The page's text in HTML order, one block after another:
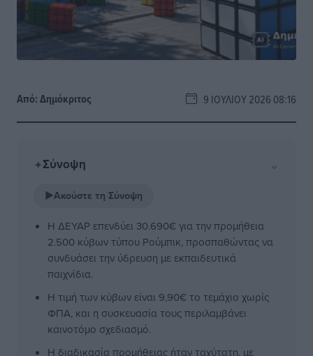
Από:Δημόκριτος 9 ΙΟΥΛΊΟΥ 2026 08:16
✦Σύνοψη ⌄
▶Ακούστε τη Σύνοψη
Η ΔΕΥΑΡ επενδύει 30.690€ για την προμήθεια
2.500 κύβων τύπου Ρούμπικ, προσπαθώντας να
συνδυάσει την ύδρευση με εκπαιδευτικά
παιχνίδια.
Η τιμή των κύβων είναι 9,90€ το τεμάχιο χωρίς
ΦΠΑ, και η συσκευασία τους περιλαμβάνει
καινοτόμο σχεδιασμό.
Η διαδικασία προμήθειας ήταν ταχύτατη, με